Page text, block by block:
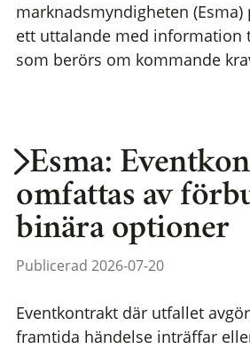
marknadsmyndigheten
ett uttalande med information
som berörs om kommande
Esma:
omfattas av
binära optioner
Publicerad 2026-07-20
Eventkontrakt där utfallet
framtida händelse inträffar